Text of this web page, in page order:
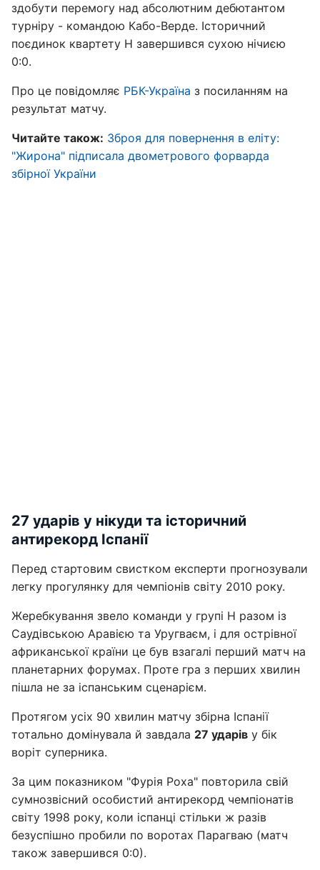
здобути перемогу над абсолютним дебютантом
турніру - командою Кабо-Верде. Історичний
поєдинок квартету H завершився сухою нічиєю
0:0.
Про це повідомляє РБК-Україна з посиланням на
результат матчу.
Читайте також: Зброя для повернення в еліту:
"Жирона" підписала двометрового форварда
збірної України
27 ударів у нікуди та історичний
антирекорд Іспанії
Перед стартовим свистком експерти прогнозували
легку прогулянку для чемпіонів світу 2010 року.
Жеребкування звело команди у групі H разом із
Саудівською Аравією та Уругваєм, і для острівної
африканської країни це був взагалі перший матч на
планетарних форумах. Проте гра з перших хвилин
пішла не за іспанським сценарієм.
Протягом усіх 90 хвилин матчу збірна Іспанії
тотально домінувала й завдала 27 ударів у бік
воріт суперника.
За цим показником "Фурія Роха" повторила свій
сумнозвісний особистий антирекорд чемпіонатів
світу 1998 року, коли іспанці стільки ж разів
безуспішно пробили по воротах Парагваю (матч
також завершився 0:0).